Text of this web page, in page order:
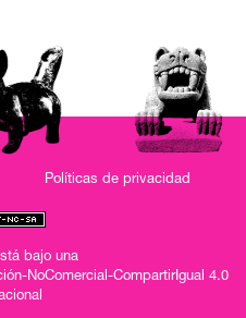
Políticas de privacidad
bajo una
NoComercial-CompartirIgual 4.0